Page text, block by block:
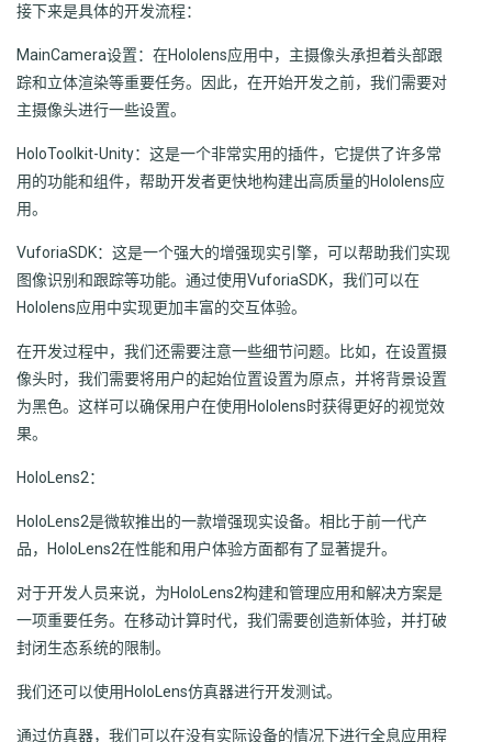
接下来是具体的开发流程：
MainCamera设置：在Hololens应用中，主摄像头承担着头部跟
踪和立体渲染等重要任务。因此，在开始开发之前，我们需要对
主摄像头进行一些设置。
HoloToolkit-Unity：这是一个非常实用的插件，它提供了许多常
用的功能和组件，帮助开发者更快地构建出高质量的Hololens应
用。
VuforiaSDK：这是一个强大的增强现实引擎，可以帮助我们实现
图像识别和跟踪等功能。通过使用VuforiaSDK，我们可以在
Hololens应用中实现更加丰富的交互体验。
在开发过程中，我们还需要注意一些细节问题。比如，在设置摄
像头时，我们需要将用户的起始位置设置为原点，并将背景设置
为黑色。这样可以确保用户在使用Hololens时获得更好的视觉效
果。
HoloLens2：
HoloLens2是微软推出的一款增强现实设备。相比于前一代产
品，HoloLens2在性能和用户体验方面都有了显著提升。
对于开发人员来说，为HoloLens2构建和管理应用和解决方案是
一项重要任务。在移动计算时代，我们需要创造新体验，并打破
封闭生态系统的限制。
我们还可以使用HoloLens仿真器进行开发测试。
通过仿真器，我们可以在没有实际设备的情况下进行全息应用程